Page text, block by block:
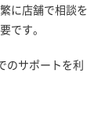
に店舗で相談を
です。
のサポートを利